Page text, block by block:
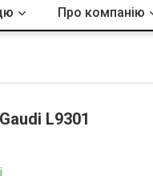
Про компанію
L9301